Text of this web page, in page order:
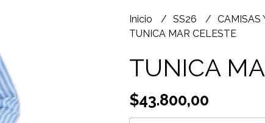
Inicio SS26
CAMISAS
TUNICA MAR CELESTE
TUNICA
$43.800,00